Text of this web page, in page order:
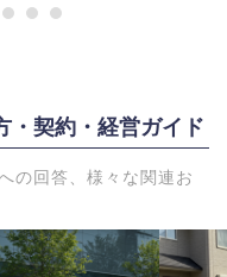
・契約・経営ガイド
の回答、様々な関連お